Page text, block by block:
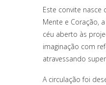
Este convite nasce
Mente e Coração,
céu aberto às
imaginação com
atravessando
A circulação foi